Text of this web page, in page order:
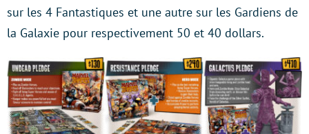
sur les 4 Fantastiques et une autre sur les Gardiens de
la Galaxie pour respectivement 50 et 40 dollars.